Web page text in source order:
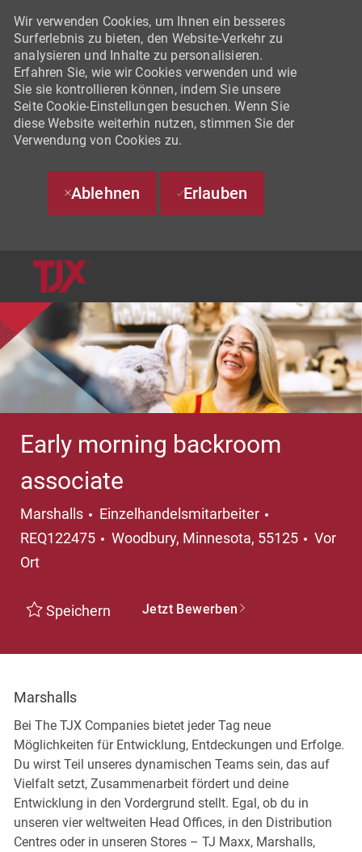
Wir verwenden Cookies, um Ihnen ein besseres
Surferlebnis zu bieten, den Website-Verkehr zu
analysieren und Inhalte zu personalisieren.
Erfahren Sie, wie wir Cookies verwenden und wie
Sie sie kontrollieren können, indem Sie unsere
Seite Cookie-Einstellungen besuchen. Wenn Sie
diese Website weiterhin nutzen, stimmen Sie der
Verwendung von Cookies zu.
Ablehnen Erlauben
Early morning backroom
associate
Marshalls Kategorie
Einzelhandelsmitarbeiter
REQ122475
Ort
Woodbury, Minnesota, 55125
Vor
Ort
Speichern Jetzt Bewerben
Marshalls
Bei The TJX Companies bietet jeder Tag neue
Möglichkeiten für Entwicklung, Entdeckungen und Erfolge.
Du wirst Teil unseres dynamischen Teams sein, das auf
Vielfalt setzt, Zusammenarbeit fördert und deine
Entwicklung in den Vordergrund stellt. Egal, ob du in
unseren vier weltweiten Head Offices, in den Distribution
Centres oder in unseren Stores – TJ Maxx, Marshalls,